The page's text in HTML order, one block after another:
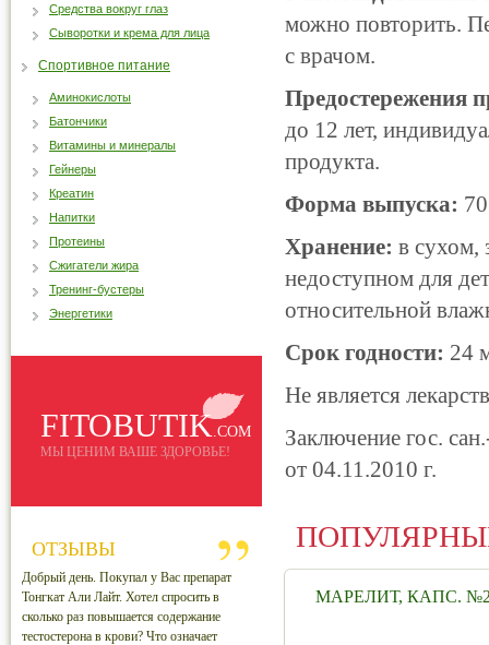
можно повторить.
с врачом.
Предостережения
до 12 лет,
продукта.
Форма выпуска:
Хранение: в сухом,
недоступном для
относительной
Срок годности: 24
Не является
Заключение гос.
от 04.11.2010 г.
МАРЕЛИТ, КАПС.
Средства вокруг глаз
Сыворотки и крема для лица
Спортивное питание
Аминокислоты
Батончики
Витамины и минералы
Гейнеры
Креатин
Напитки
Протеины
Сжигатели жира
Тренинг-бустеры
Энергетики
FITOBUTIK.COM
МЫ ЦЕНИМ ВАШЕ ЗДОРОВЬЕ!
ОТЗЫВЫ
Добрый день. Покупал у Вас препарат
Тонгкат Али Лайт. Хотел спросить в
сколько раз повышается содержание
тестостерона в крови? Что означает